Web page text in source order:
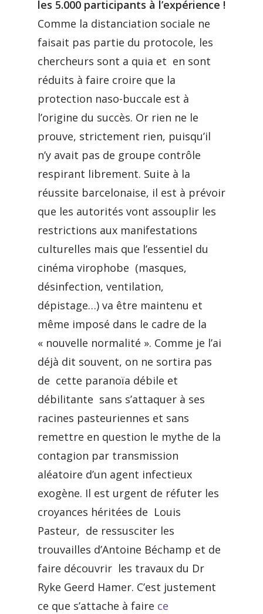
les 5.000 participants à l’expérience !
Comme la distanciation sociale ne
faisait pas partie du protocole, les
chercheurs sont a quia et en sont
réduits à faire croire que la
protection naso-buccale est à
l’origine du succès. Or rien ne le
prouve, strictement rien, puisqu’il
n’y avait pas de groupe contrôle
respirant librement. Suite à la
réussite barcelonaise, il est à prévoir
que les autorités vont assouplir les
restrictions aux manifestations
culturelles mais que l’essentiel du
cinéma virophobe (masques,
désinfection, ventilation,
dépistage…) va être maintenu et
même imposé dans le cadre de la
« nouvelle normalité ». Comme je l’ai
déjà dit souvent, on ne sortira pas
de cette paranoïa débile et
débilitante sans s’attaquer à ses
racines pasteuriennes et sans
remettre en question le mythe de la
contagion par transmission
aléatoire d’un agent infectieux
exogène. Il est urgent de réfuter les
croyances héritées de Louis
Pasteur, de ressusciter les
trouvailles d’Antoine Béchamp et de
faire découvrir les travaux du Dr
Ryke Geerd Hamer. C’est justement
ce que s’attache à faire ce